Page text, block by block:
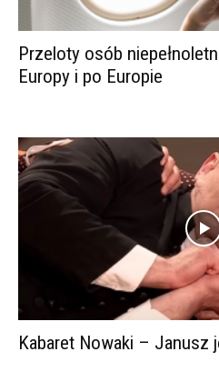
Przeloty osób
Europy i po Europie
Kabaret Nowaki – Janusz